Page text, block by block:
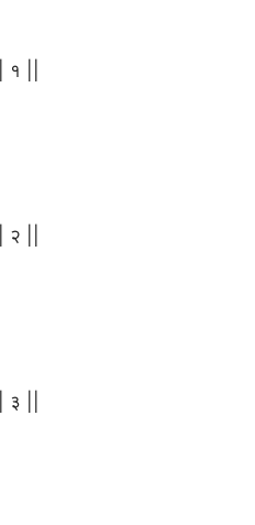
१ ||
२ ||
३ ||